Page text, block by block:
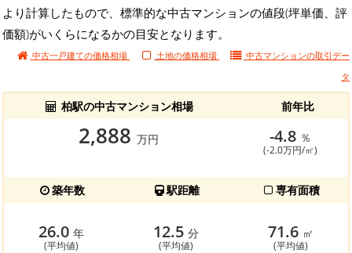
より計算したもので、標準的な中古マンションの値段(坪単価、評
価額)がいくらになるかの目安となります。
中古一戸建ての価格相場 土地の価格相場 中古マンションの取引デー
タ
柏駅の中古マンション相場 前年比
2,888 万円 -4.8 ％
(-2.0万円/㎡)
築年数 駅距離 専有面積
26.0 年
(平均値)
12.5 分
(平均値)
71.6 ㎡
(平均値)